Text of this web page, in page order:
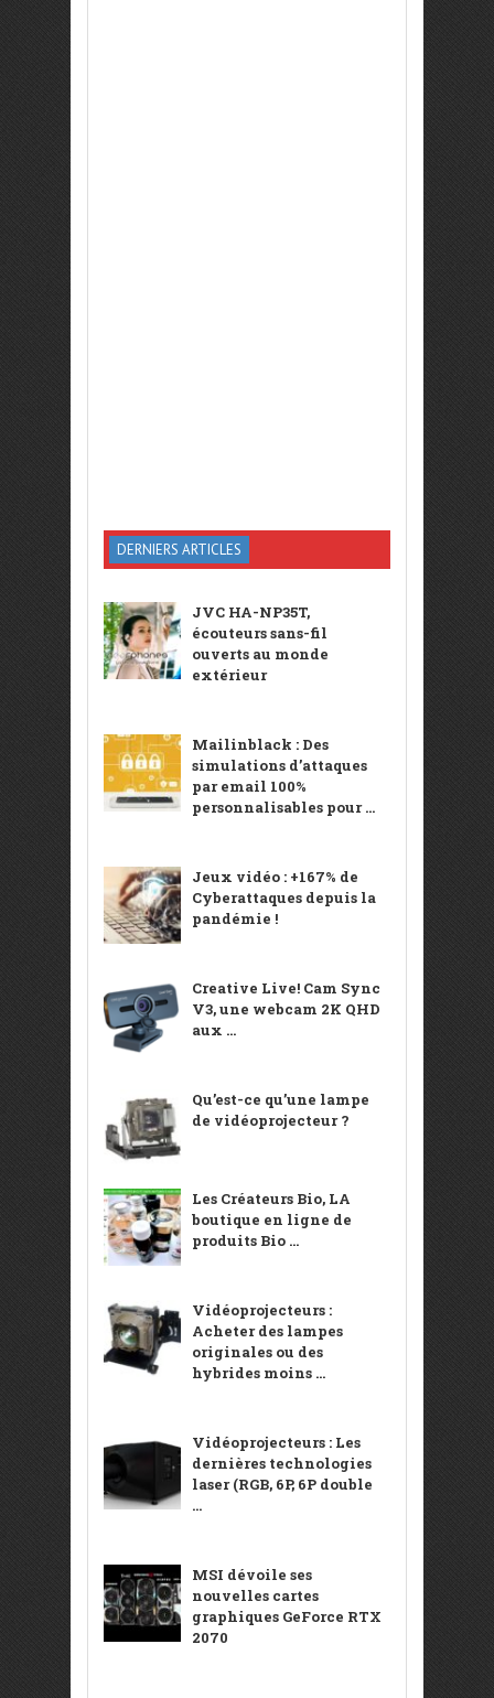
DERNIERS ARTICLES
JVC HA-NP35T,
écouteurs sans-fil
ouverts au monde
extérieur
Mailinblack : Des
simulations d’attaques
par email 100%
personnalisables pour ...
Jeux vidéo : +167% de
Cyberattaques depuis la
pandémie !
Creative Live! Cam Sync
V3, une webcam 2K QHD
aux ...
Qu’est-ce qu’une lampe
de vidéoprojecteur ?
Les Créateurs Bio, LA
boutique en ligne de
produits Bio ...
Vidéoprojecteurs :
Acheter des lampes
originales ou des
hybrides moins ...
Vidéoprojecteurs : Les
dernières technologies
laser (RGB, 6P, 6P double
...
MSI dévoile ses
nouvelles cartes
graphiques GeForce RTX
2070